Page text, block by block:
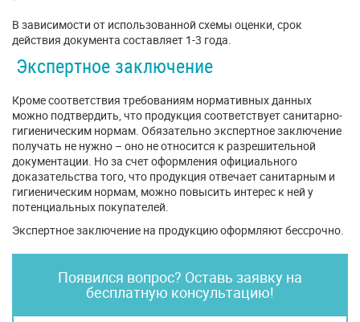
В зависимости от использованной схемы оценки, срок
действия документа составляет 1-3 года.
Экспертное заключение
Кроме соответствия требованиям нормативных данных
можно подтвердить, что продукция соответствует санитарно-
гигиеническим нормам. Обязательно экспертное заключение
получать не нужно – оно не относится к разрешительной
документации. Но за счет оформления официального
доказательства того, что продукция отвечает санитарным и
гигиеническим нормам, можно повысить интерес к ней у
потенциальных покупателей.
Экспертное заключение на продукцию оформляют бессрочно.
Появился вопрос? Оставь заявку на
бесплатную консультацию!